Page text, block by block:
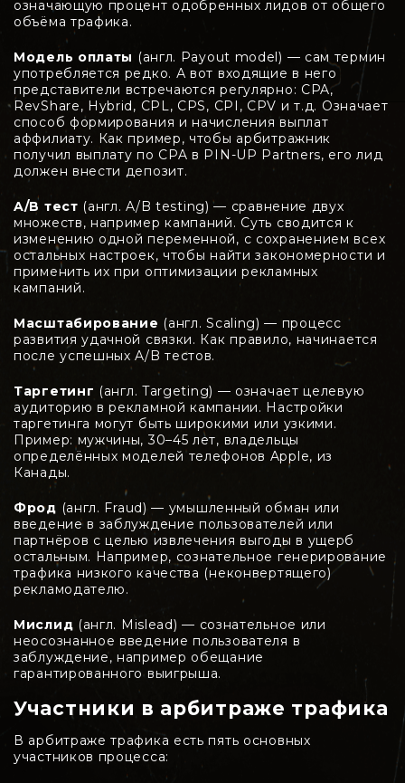
означающую процент одобренных лидов от общего
объёма трафика.
Модель оплаты (англ. Payout model) — сам термин
употребляется редко. А вот входящие в него
представители встречаются регулярно: CPA,
RevShare, Hybrid, CPL, CPS, CPI, CPV и т.д. Означает
способ формирования и начисления выплат
аффилиату. Как пример, чтобы арбитражник
получил выплату по CPA в PIN-UP Partners, его лид
должен внести депозит.
A/B тест (англ. A/B testing) — сравнение двух
множеств, например кампаний. Суть сводится к
изменению одной переменной, с сохранением всех
остальных настроек, чтобы найти закономерности и
применить их при оптимизации рекламных
кампаний.
Масштабирование (англ. Scaling) — процесс
развития удачной связки. Как правило, начинается
после успешных A/B тестов.
Таргетинг (англ. Targeting) — означает целевую
аудиторию в рекламной кампании. Настройки
таргетинга могут быть широкими или узкими.
Пример: мужчины, 30–45 лет, владельцы
определённых моделей телефонов Apple, из
Канады.
Фрод (англ. Fraud) — умышленный обман или
введение в заблуждение пользователей или
партнёров с целью извлечения выгоды в ущерб
остальным. Например, сознательное генерирование
трафика низкого качества (неконвертящего)
рекламодателю.
Мислид (англ. Mislead) — сознательное или
неосознанное введение пользователя в
заблуждение, например обещание
гарантированного выигрыша.
Участники в арбитраже трафика
В арбитраже трафика есть пять основных
участников процесса: